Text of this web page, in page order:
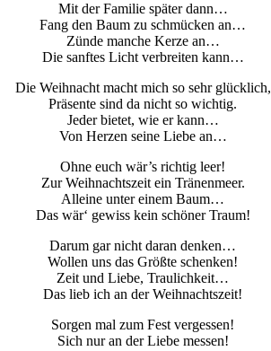
Mit der Familie später dann…
Fang den Baum zu schmücken an…
Zünde manche Kerze an…
Die sanftes Licht verbreiten kann…
Die Weihnacht macht mich so sehr glücklich,
Präsente sind da nicht so wichtig.
Jeder bietet, wie er kann…
Von Herzen seine Liebe an…
Ohne euch wär’s richtig leer!
Zur Weihnachtszeit ein Tränenmeer.
Alleine unter einem Baum…
Das wär‘ gewiss kein schöner Traum!
Darum gar nicht daran denken…
Wollen uns das Größte schenken!
Zeit und Liebe, Traulichkeit…
Das lieb ich an der Weihnachtszeit!
Sorgen mal zum Fest vergessen!
Sich nur an der Liebe messen!